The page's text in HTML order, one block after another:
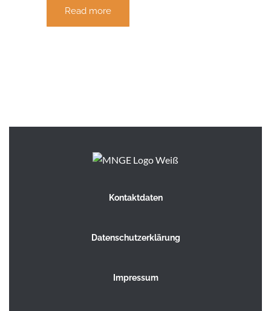
Read more
Kontaktdaten
Datenschutzerklärung
Impressum